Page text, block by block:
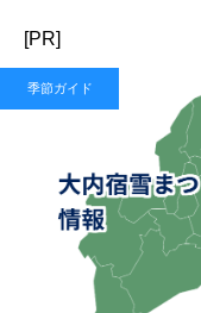
[PR]
季節ガイド